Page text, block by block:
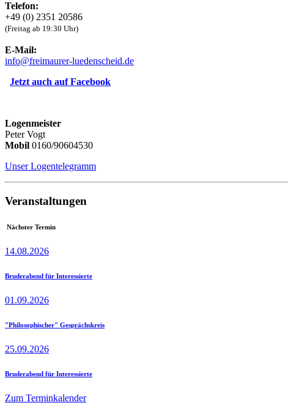
Telefon:
+49 (0) 2351 20586
(Freitag ab 19:30 Uhr)
E-Mail:
info@freimaurer-luedenscheid.de
Jetzt auch auf Facebook
Logenmeister
Peter Vogt
Mobil 0160/90604530
Unser Logentelegramm
Veranstaltungen
Nächster Termin
14.08.2026
Bruderabend für Interessierte
01.09.2026
"Philosophischer" Gesprächskreis
25.09.2026
Bruderabend für Interessierte
Zum Terminkalender